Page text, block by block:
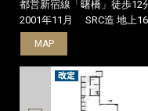
東京都新宿区四谷4-15
東京メトロ丸ノ内線「四谷